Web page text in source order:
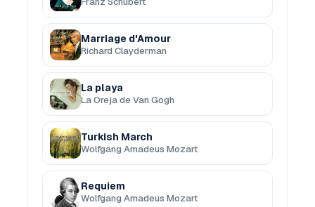
Marriage d'Amour
Richard Clayderman
La playa
La Oreja de Van Gogh
Turkish March
Wolfgang Amadeus Mozart
Requiem
Wolfgang Amadeus Mozart